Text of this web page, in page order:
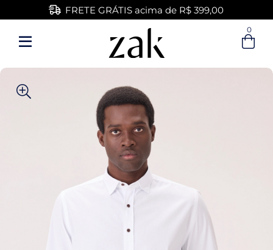
Entre com email ou cpf/cnpj
Criar nova conta
FRETE GRÁTIS acima de R$ 399,00
0